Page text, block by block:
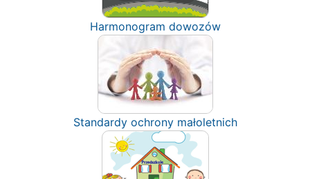
Harmonogram dowozów
Standardy ochrony małoletnich